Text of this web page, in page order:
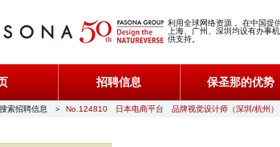
利用全球网络资源， 在中国提
上海、广州、深圳均设有办事
供支持。
招聘信息 保圣那的优势
搜索招聘信息 ＞ No.124810 日本电商平台 品牌视觉设计师（深圳/杭州）